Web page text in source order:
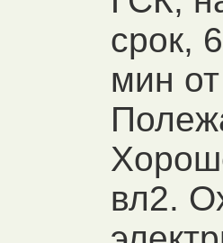
срок,
мин
вл2.